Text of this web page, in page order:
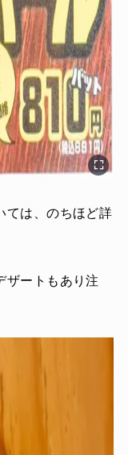
ては、のちほど詳
ザートもあり注